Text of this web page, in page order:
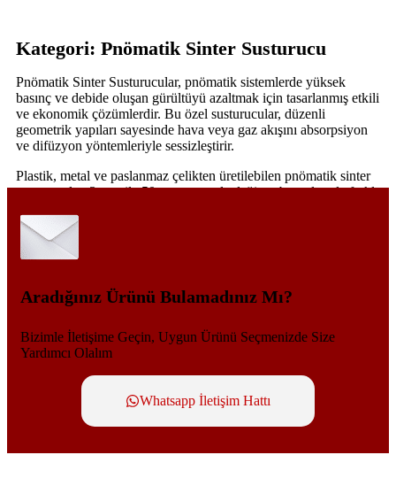
Kategori: Pnömatik Sinter Susturucu
Pnömatik Sinter Susturucular, pnömatik sistemlerde yüksek
basınç ve debide oluşan gürültüyü azaltmak için tasarlanmış etkili
ve ekonomik çözümlerdir. Bu özel susturucular, düzenli
geometrik yapıları sayesinde hava veya gaz akışını absorpsiyon
ve difüzyon yöntemleriyle sessizleştirir.
Plastik, metal ve paslanmaz çelikten üretilebilen pnömatik sinter
susturucular, 3 mm ile 50 mm arasında değişen boyutlarıyla farklı
monte edilerek, çalışma ortamında 15 ila 35 dB \[A] aralığında
ses azaltımı sağlar; bu da sistem sesini neredeyse yarı yarıya
düşürür.
Ayrıca egzoz havasındaki toz ve kirin sisteme girmesini
engelleyerek pnömatik ekipmanların ömrünü uzatır. Ürünlerimiz
çapı ile valf diş ölçüsüne göre seçilmelidir. Nitrosatis.com /
Nitroper kalitesiyle güvenle tercih edebilirsiniz.
Devamını Oku
Aradığınız Ürünü Bulamadınız Mı?
Bizimle İletişime Geçin, Uygun Ürünü Seçmenizde Size
Yardımcı Olalım
Whatsapp İletişim Hattı